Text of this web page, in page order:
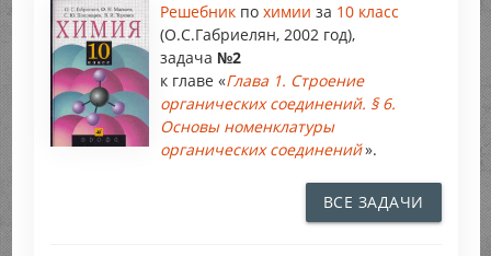
Решебник по химии за 10 класс
(О.С.Габриелян, 2002 год),
задача №2
к главе «Глава 1. Строение
органических соединений. § 6.
Основы номенклатуры
органических соединений».
ВСЕ ЗАДАЧИ